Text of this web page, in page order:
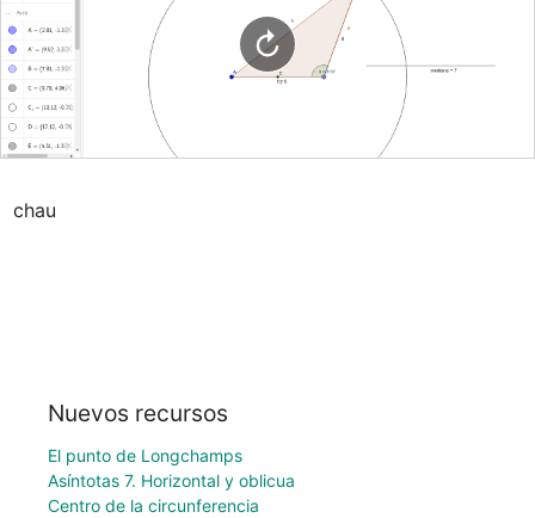
chau
Nuevos recursos
El punto de Longchamps
Asíntotas 7. Horizontal y oblicua
Centro de la circunferencia